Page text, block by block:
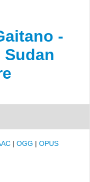
-
| OGG | OPUS